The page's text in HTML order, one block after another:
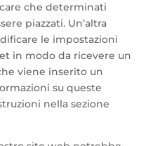
che determinati
piazzati. Un’altra
le impostazioni
in modo da ricevere un
viene inserito un
su queste
nella sezione